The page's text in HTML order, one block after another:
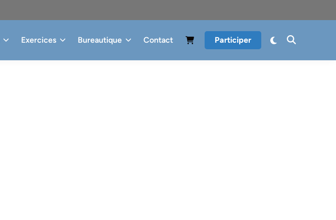
Exercices Bureautique Contact Participer